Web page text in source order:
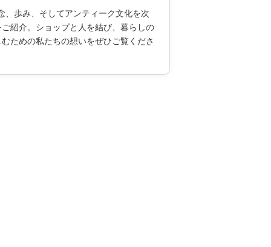
、歩み、そしてアンティーク文化を次
紹介。ショップと人を結び、暮らしの
ための私たちの想いをぜひご覧くださ